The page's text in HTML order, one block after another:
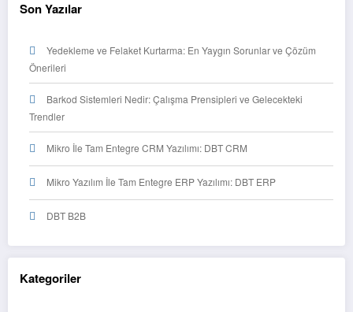
Son Yazılar
Yedekleme ve Felaket Kurtarma: En Yaygın Sorunlar ve Çözüm
Önerileri
Barkod Sistemleri Nedir: Çalışma Prensipleri ve Gelecekteki
Trendler
Mikro İle Tam Entegre CRM Yazılımı: DBT CRM
Mikro Yazılım İle Tam Entegre ERP Yazılımı: DBT ERP
DBT B2B
Kategoriler